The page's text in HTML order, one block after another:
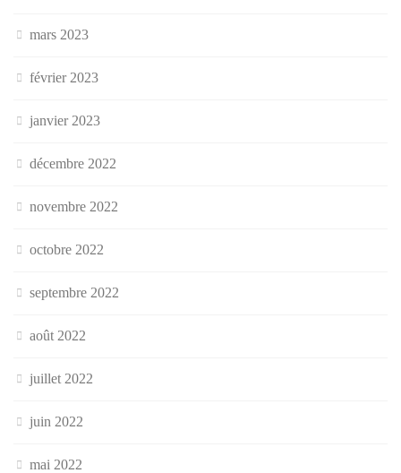
mars 2023
février 2023
janvier 2023
décembre 2022
novembre 2022
octobre 2022
septembre 2022
août 2022
juillet 2022
juin 2022
mai 2022